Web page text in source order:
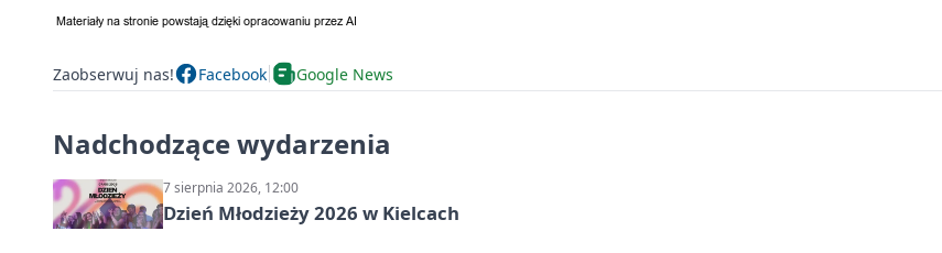
Zaobserwuj nas! Facebook Google News
Nadchodzące wydarzenia
7 sierpnia 2026, 12:00
Dzień Młodzieży 2026 w Kielcach